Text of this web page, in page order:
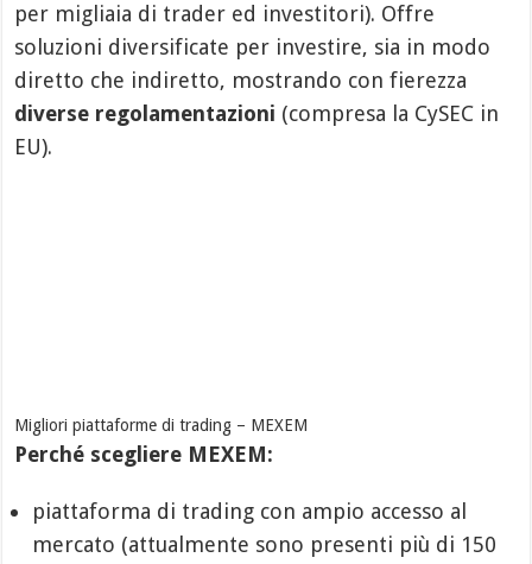
per migliaia di trader ed investitori). Offre
soluzioni diversificate per investire, sia in modo
diretto che indiretto, mostrando con fierezza
diverse regolamentazioni (compresa la CySEC in
EU).
Migliori piattaforme di trading – MEXEM
Perché scegliere MEXEM:
piattaforma di trading con ampio accesso al
mercato (attualmente sono presenti più di 150